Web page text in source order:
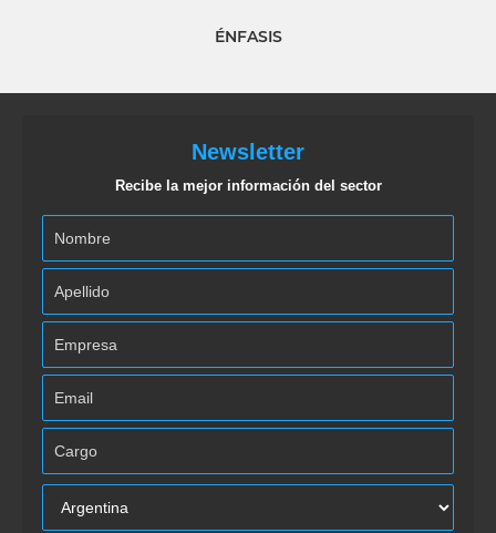
ÉNFASIS
Newsletter
Recibe la mejor información del sector